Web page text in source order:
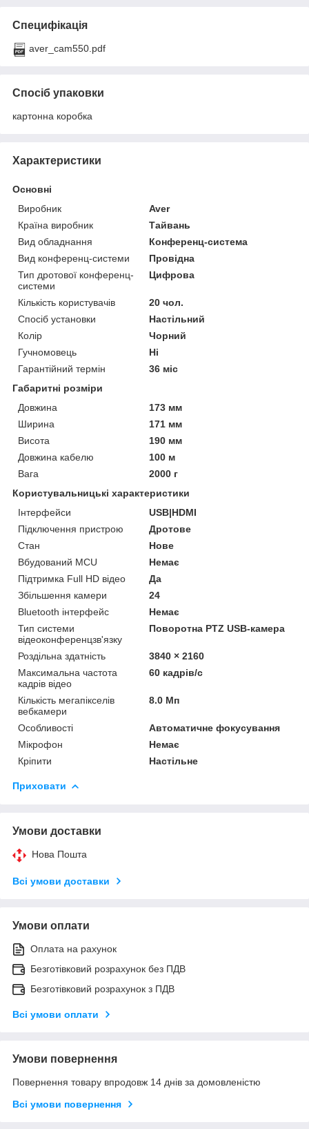
Специфікація
aver_cam550.pdf
Спосіб упаковки
картонна коробка
Характеристики
Основні
Виробник
Aver
Країна виробник
Тайвань
Вид обладнання
Конференц-система
Вид конференц-системи
Провідна
Тип дротової конференц-
системи
Цифрова
Кількість користувачів
20 чол.
Спосіб установки
Настільний
Колір
Чорний
Гучномовець
Ні
Гарантійний термін
36 міс
Габаритні розміри
Довжина
173 мм
Ширина
171 мм
Висота
190 мм
Довжина кабелю
100 м
Вага
2000 г
Користувальницькі характеристики
Інтерфейси
USB|HDMI
Підключення пристрою
Дротове
Стан
Нове
Вбудований MCU
Немає
Підтримка Full HD відео
Да
Збільшення камери
24
Bluetooth інтерфейс
Немає
Тип системи
відеоконференцзв'язку
Поворотна PTZ USB-камера
Роздільна здатність
3840 × 2160
Максимальна частота
кадрів відео
60 кадрів/с
Кількість мегапікселів
вебкамери
8.0 Мп
Особливості
Автоматичне фокусування
Мікрофон
Немає
Кріпити
Настільне
Приховати
Умови доставки
Нова Пошта
Всі умови доставки
Умови оплати
Оплата на рахунок
Безготівковий розрахунок без ПДВ
Безготівковий розрахунок з ПДВ
Всі умови оплати
Умови повернення
Повернення товару впродовж 14 днів за домовленістю
Всі умови повернення